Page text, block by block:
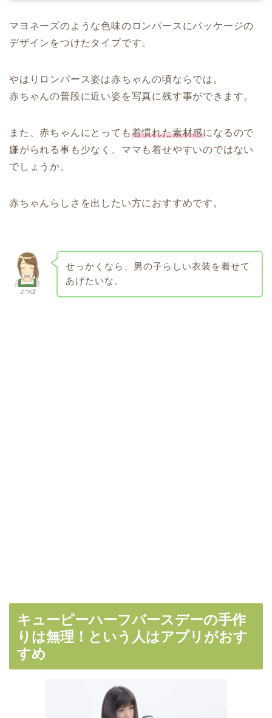
マヨネーズのような色味のロンパースにパッケージの
デザインをつけたタイプです。
やはりロンパース姿は赤ちゃんの頃ならでは。
赤ちゃんの普段に近い姿を写真に残す事ができます。
また、赤ちゃんにとっても着慣れた素材感になるので
嫌がられる事も少なく、ママも着せやすいのではない
でしょうか。
赤ちゃんらしさを出したい方におすすめです。
よつば
せっかくなら、男の子らしい衣装を着せて
あげたいな。
キューピーハーフバースデーの手作
りは無理！という人はアプリがおす
すめ